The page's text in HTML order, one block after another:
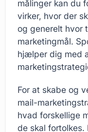
målinger kan du
virker, hvor der
og generelt hvor
marketingmål.
hjælper dig med
For at skabe og
mail-
hvad forskellige
de skal